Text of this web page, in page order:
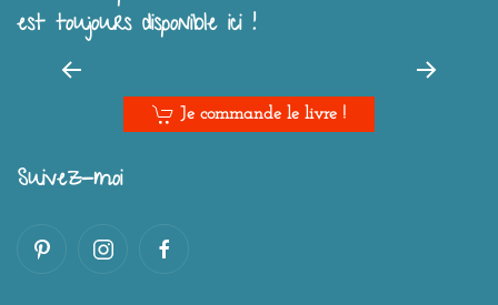
est toujours disponible ici !
Je commande le livre !
Suivez-moi